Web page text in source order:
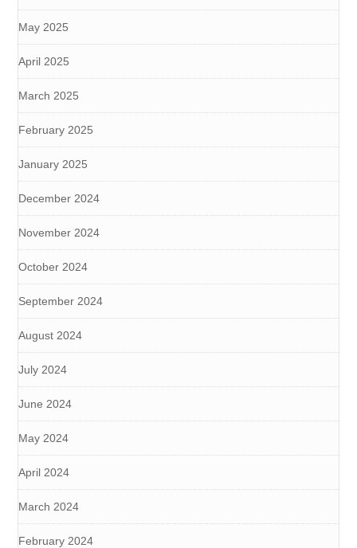
May 2025
April 2025
March 2025
February 2025
January 2025
December 2024
November 2024
October 2024
September 2024
August 2024
July 2024
June 2024
May 2024
April 2024
March 2024
February 2024